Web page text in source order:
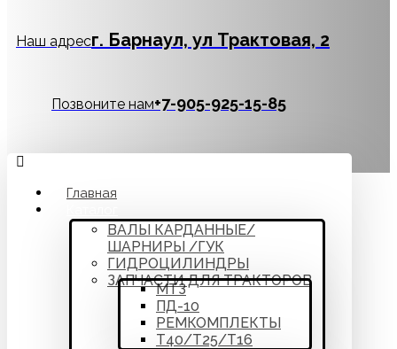
Наш адресг. Барнаул, ул Трактовая, 2
Позвоните нам‪+7-905-925-15-85
Главная
ВАЛЫ КАРДАННЫЕ/
ШАРНИРЫ /ГУК
ГИДРОЦИЛИНДРЫ
ЗАПЧАСТИ ДЛЯ ТРАКТОРОВ
МТЗ
ПД-10
РЕМКОМПЛЕКТЫ
Т40/Т25/Т16